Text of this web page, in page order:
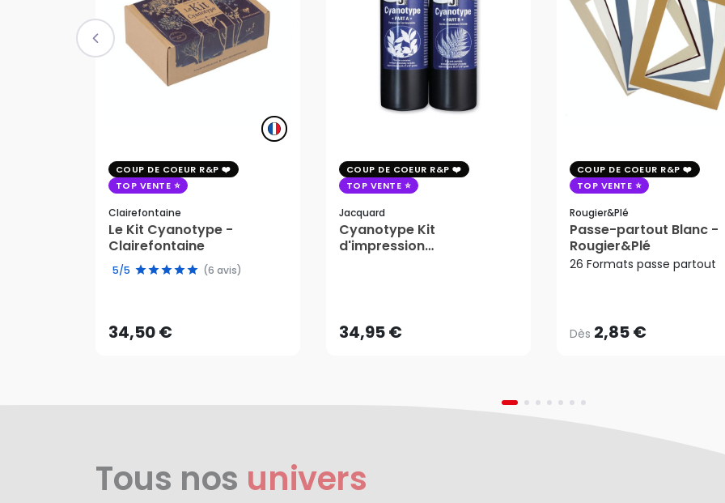
COUP DE COEUR R&P
TOP VENTE
Clairefontaine
Le Kit Cyanotype -
Clairefontaine
5/5 (6 avis)
34,50 €AJOUTER AU PANIER
COUP DE COEUR R&P
TOP VENTE
Jacquard
Cyanotype Kit
d'impression
34,95 €AJOUTER AU PANIER
COUP DE COEUR R&P
TOP VENTE
Rougier&plé
Passe-partout Blanc -
Rougier&Plé
26 Formats passe partout
Dès 2,85 €
2,85 €
Tous nos univers